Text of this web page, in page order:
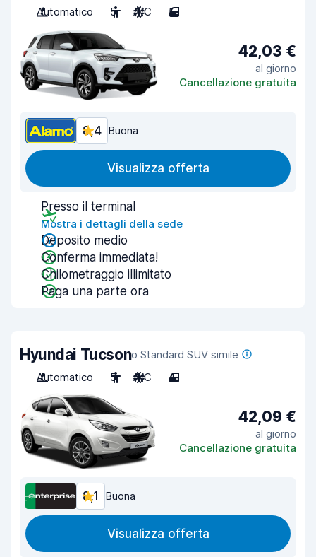
Automatico 5 A/C 5
42,03 €
al giorno
Cancellazione gratuita
8,4 Buona
Visualizza offerta
Presso il terminal
Mostra i dettagli della sede
Deposito medio
Conferma immediata!
Chilometraggio illimitato
Paga una parte ora
Hyundai Tucsono Standard SUV simile
Automatico
5 A/C 4
42,09 €
al giorno
Cancellazione gratuita
8,1 Buona
Visualizza offerta